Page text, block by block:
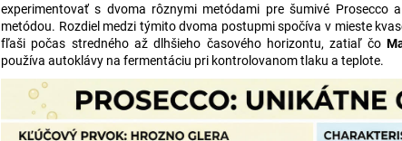
experimentovať s dvoma rôznymi metódami pre šumivé Prosecco
metódou. Rozdiel medzi týmito dvoma postupmi spočíva v mieste
fľaši počas stredného až dlhšieho časového horizontu, zatiaľ čo
používa autoklávy na fermentáciu pri kontrolovanom tlaku a teplote.
VOLA VOLE SEVEN DOTS PINOT GRIGIO,
0,75L
€10,95
EXTRA DRY
DOCG, 0,75L
€25,95